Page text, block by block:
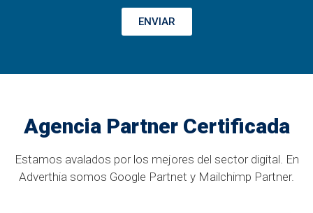
ENVIAR
Agencia Partner Certificada
Estamos avalados por los mejores del sector digital. En
Adverthia somos Google Partnet y Mailchimp Partner.